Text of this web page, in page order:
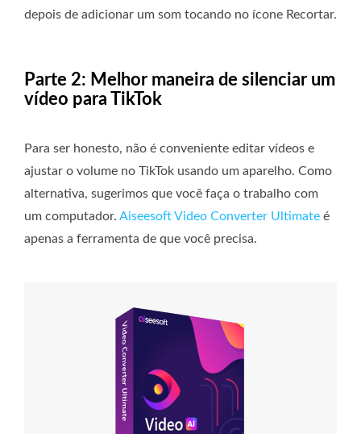
depois de adicionar um som tocando no ícone Recortar.
Parte 2: Melhor maneira de silenciar um
vídeo para TikTok
Para ser honesto, não é conveniente editar vídeos e
ajustar o volume no TikTok usando um aparelho. Como
alternativa, sugerimos que você faça o trabalho com
um computador. Aiseesoft Video Converter Ultimate é
apenas a ferramenta de que você precisa.